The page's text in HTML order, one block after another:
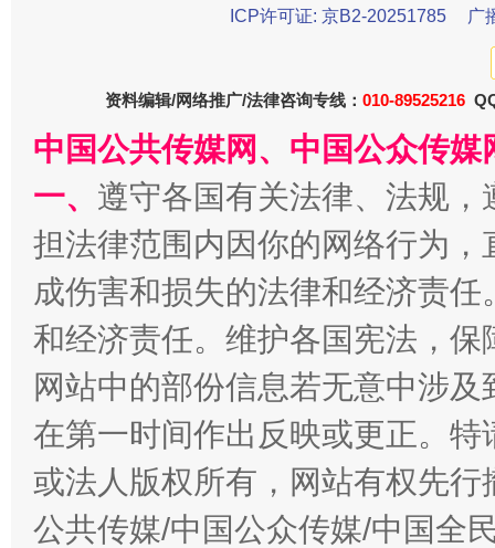
揭开“小金库”的免责幌子
受贿1.44亿！段成刚被判无期 从幼
ICP许可证: 京B2-20251785
广
资料编辑/网络推广/法律咨询专线： 010-89525216
中国公共传媒网、中国公众传
一、 遵守各国有关法律、法规
担法律范围内因你的网络行为
成伤害和损失的法律和经济责
和经济责任。维护各国宪法，
网站中的部份信息若无意中涉
在第一时间作出反映或更正。
或法人版权所有，网站有权先
公共传媒/中国公众传媒/中国全